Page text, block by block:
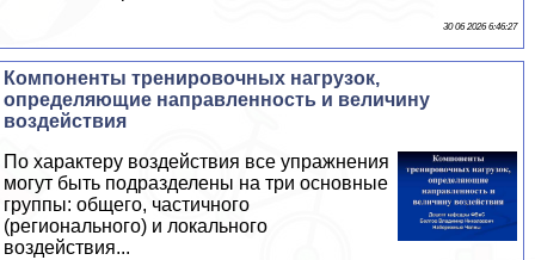
30 06 2026 6:46:27
Компоненты тренировочных нагрузок,
определяющие направленность и величину
воздействия
По хаpaктеру воздействия все упражнения
могут быть подразделены на три основные
группы: общего, частичного
(регионального) и локального
воздействия...